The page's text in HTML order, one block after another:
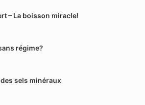
– La boisson miracle!
régime?
sels minéraux